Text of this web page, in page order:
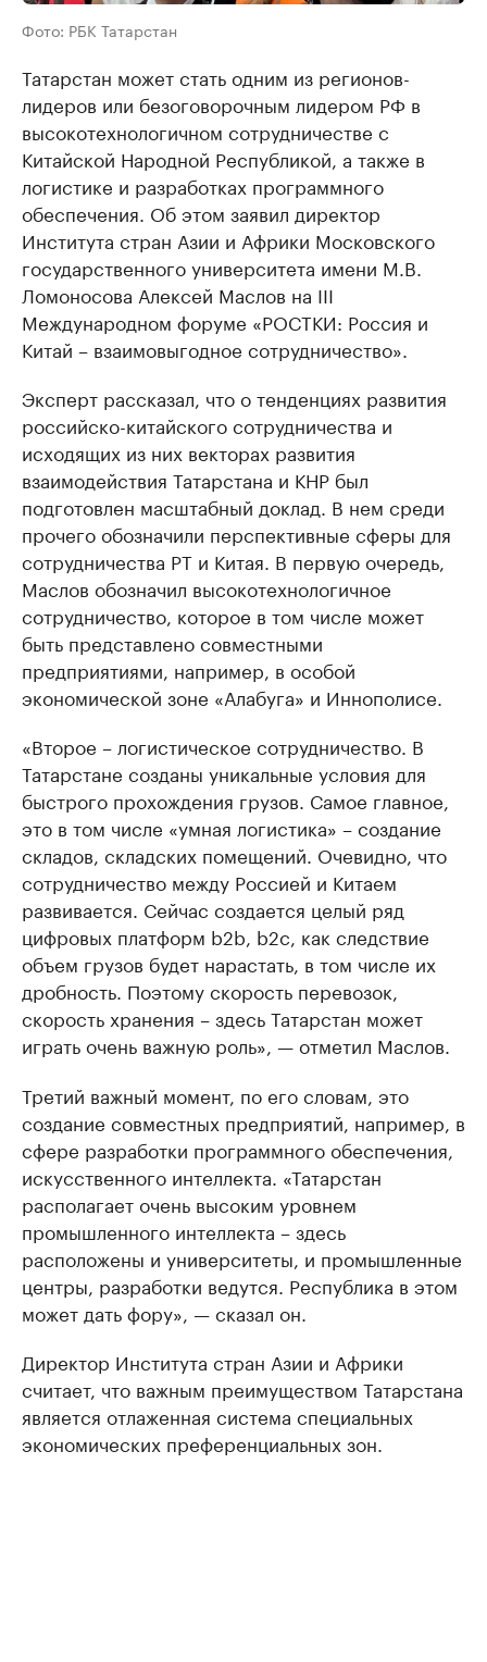
Фото: РБК Татарстан
Татарстан может стать одним из регионов-
лидеров или безоговорочным лидером РФ в
высокотехнологичном сотрудничестве с
Китайской Народной Республикой, а также в
логистике и разработках программного
обеспечения. Об этом заявил директор
Института стран Азии и Африки Московского
государственного университета имени М.В.
Ломоносова Алексей Маслов на III
Международном форуме «РОСТКИ: Россия и
Китай – взаимовыгодное сотрудничество».
Эксперт рассказал, что о тенденциях развития
российско-китайского сотрудничества и
исходящих из них векторах развития
взаимодействия Татарстана и КНР был
подготовлен масштабный доклад. В нем среди
прочего обозначили перспективные сферы для
сотрудничества РТ и Китая. В первую очередь,
Маслов обозначил высокотехнологичное
сотрудничество, которое в том числе может
быть представлено совместными
предприятиями, например, в особой
экономической зоне «Алабуга» и Иннополисе.
«Второе – логистическое сотрудничество. В
Татарстане созданы уникальные условия для
быстрого прохождения грузов. Самое главное,
это в том числе «умная логистика» – создание
складов, складских помещений. Очевидно, что
сотрудничество между Россией и Китаем
развивается. Сейчас создается целый ряд
цифровых платформ b2b, b2c, как следствие
объем грузов будет нарастать, в том числе их
дробность. Поэтому скорость перевозок,
скорость хранения – здесь Татарстан может
играть очень важную роль», — отметил Маслов.
Третий важный момент, по его словам, это
создание совместных предприятий, например, в
сфере разработки программного обеспечения,
искусственного интеллекта. «Татарстан
располагает очень высоким уровнем
промышленного интеллекта – здесь
расположены и университеты, и промышленные
центры, разработки ведутся. Республика в этом
может дать фору», — сказал он.
Директор Института стран Азии и Африки
считает, что важным преимуществом Татарстана
является отлаженная система специальных
экономических преференциальных зон.